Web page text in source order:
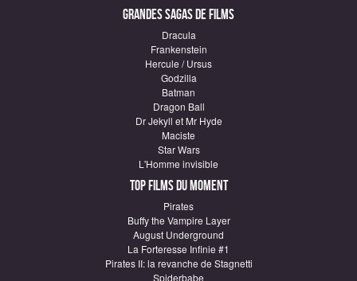
Grandes sagas de Films
Dracula
Frankenstein
Hercule / Ursus
Godzilla
Batman
Dragon Ball
Dr Jekyll et Mr Hyde
Maciste
Star Wars
L'Homme invisible
Top Films du moment
Pirates
Buffy the Vampire Layer
August Underground
La Forteresse Infinie #1
Pirates II: la revanche de Stagnetti
Spiderbabe